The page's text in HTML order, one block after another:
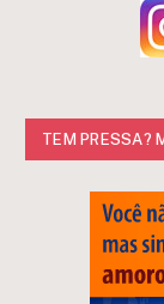
TEM PRESSA?